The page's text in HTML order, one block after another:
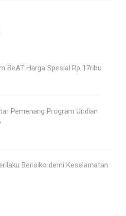
BeAT Harga Spesial Rp 17ribu
Pemenang Program Undian
Berisiko demi Keselamatan